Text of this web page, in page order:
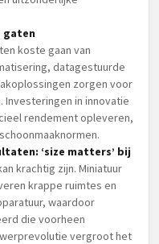
gaten
koste gaan van
datagestuurde
zorgen voor
Investeringen in innovatie
rendement opleveren,
‘size matters’ bij
krachtig zijn. Miniatuur
krappe ruimtes en
waardoor
die voorheen
vergroot het